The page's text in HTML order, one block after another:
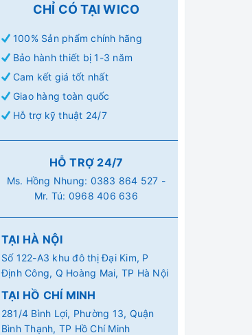
CHỈ CÓ TẠI WICO
100% Sản phẩm chính hãng
Bảo hành thiết bị 1-3 năm
Cam kết giá tốt nhất
Giao hàng toàn quốc
Hỗ trợ kỹ thuật 24/7
HỖ TRỢ 24/7
Ms. Hồng Nhung: 0383 864 527 -
Mr. Tú: 0968 406 636
TẠI HÀ NỘI
Số 122-A3 khu đô thị Đại Kim, P
Định Công, Q Hoàng Mai, TP Hà Nội
TẠI HỒ CHÍ MINH
281/4 Bình Lợi, Phường 13, Quận
Bình Thạnh, TP Hồ Chí Minh